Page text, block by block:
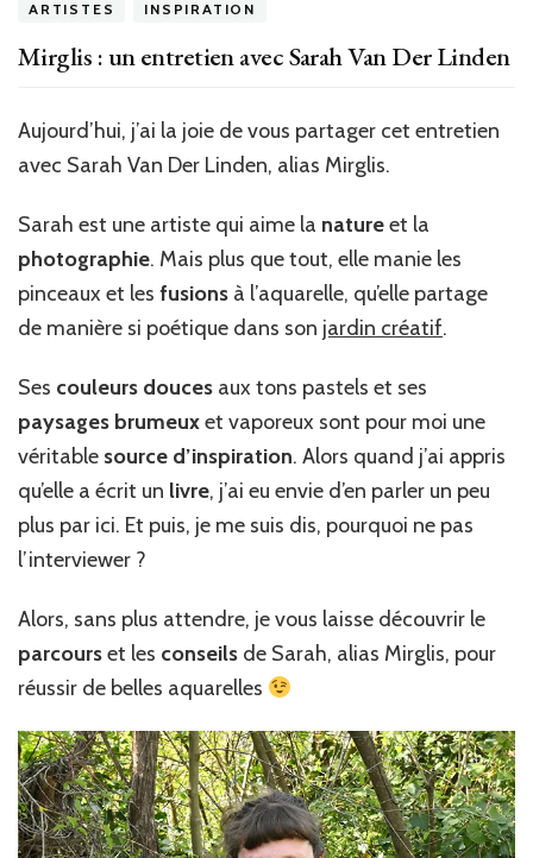
ARTISTES INSPIRATION
Mirglis : un entretien avec Sarah Van Der Linden
Aujourd’hui, j’ai la joie de vous partager cet entretien
avec Sarah Van Der Linden, alias Mirglis.
Sarah est une artiste qui aime la natureet la
photographie. Mais plus que tout, elle manie les
pinceaux et les fusions à l’aquarelle, qu’elle partage
de manière si poétique dans son jardin créatif.
Ses couleurs douces aux tons pastels et ses
paysages brumeuxet vaporeux sont pour moi une
véritable source d’inspiration. Alors quand j’ai appris
qu’elle a écrit un livre, j’ai eu envie d’en parler un peu
plus par ici. Et puis, je me suis dis, pourquoi ne pas
l’interviewer ?
Alors, sans plus attendre, je vous laisse découvrir le
parcourset les conseils de Sarah, alias Mirglis, pour
réussir de belles aquarelles